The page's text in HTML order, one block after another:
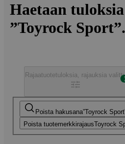
Haetaan
”Toyrock
Poista hakusana Toyrock Sport
Poista tuotemerkkirajausToyrock
Rajaatuotetuloksia, rajauksia